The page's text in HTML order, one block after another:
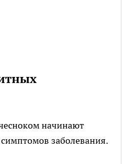
начинают
заболевания.